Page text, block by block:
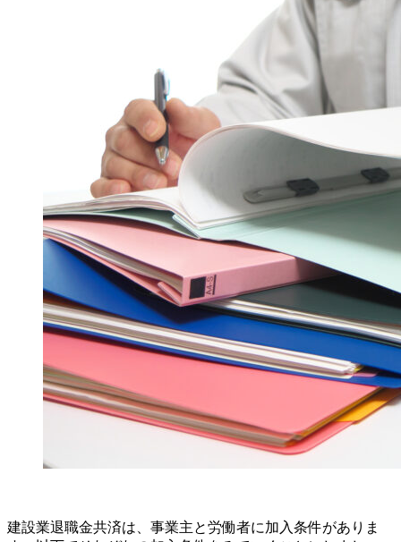
建設業退職金共済は、事業主と労働者に加入条件がありま